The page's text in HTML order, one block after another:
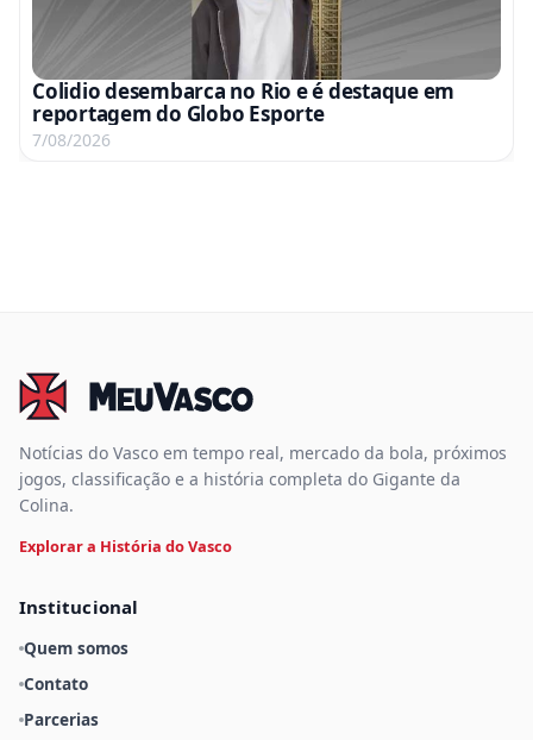
Colidio desembarca no Rio e é destaque em
reportagem do Globo Esporte
7/08/2026
Notícias do Vasco em tempo real, mercado da bola, próximos
jogos, classificação e a história completa do Gigante da
Colina.
Explorar a História do Vasco
Institucional
Quem somos
Contato
Parcerias